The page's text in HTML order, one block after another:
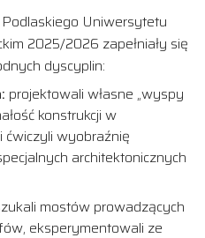
Uniwersytetu
2025/2026 zapełniały się
dyscyplin:
projektowali własne „wyspy
konstrukcji w
ćwiczyli wyobraźnię
architektonicznych
mostów prowadzących
eksperymentowali ze